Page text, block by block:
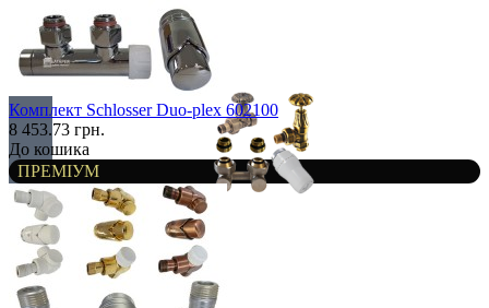
Термостати
Все для радіаторів
Біноклі
Комплект Schlosser Duo-plex 602100
8 453.73 грн.
До кошика
ПРЕМІУМ